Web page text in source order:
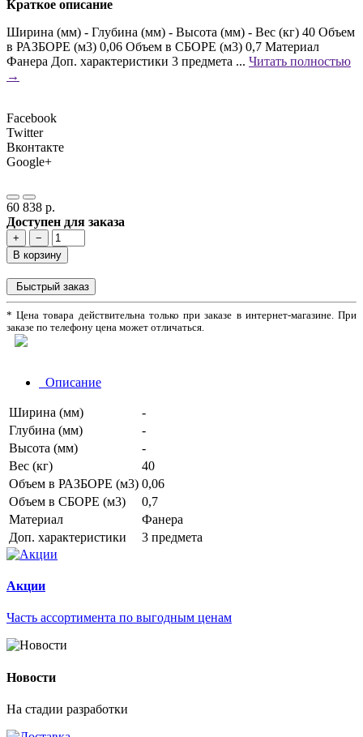
Краткое описание
Ширина (мм) - Глубина (мм) - Высота (мм) - Вес (кг) 40 Объем
в РАЗБОРЕ (м3) 0,06 Объем в СБОРЕ (м3) 0,7 Материал
Фанера Доп. характеристики 3 предмета ... Читать полностью
→
Facebook
Twitter
Вконтакте
Google+
60 838 р.
Доступен для заказа
+
−
В корзину
Быстрый заказ
* Цена товара действительна только при заказе в интернет-магазине. При
заказе по телефону цена может отличаться.
Описание
Ширина (мм)
-
Глубина (мм)
-
Высота (мм)
-
Вес (кг)
40
Объем в РАЗБОРЕ (м3) 0,06
Объем в СБОРЕ (м3)
0,7
Материал
Фанера
Доп. характеристики
3 предмета
Акции
Часть ассортимента по выгодным ценам
Новости
На стадии разработки